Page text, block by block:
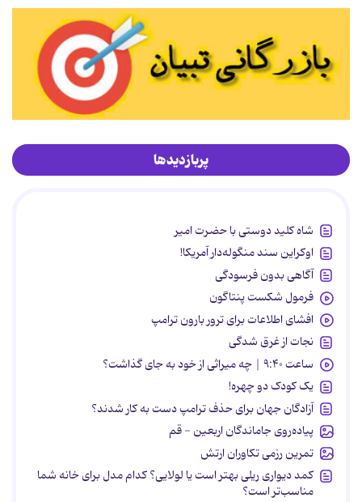
پربازدیدها
شاه کلید دوستی با حضرت امیر
اوکراین سند منگوله‌دار آمریکا!
آگاهی بدون فرسودگی
فرمول شکست پنتاگون
افشای اطلاعات برای ترور بارون ترامپ
نجات از غرق شدگی
ساعت ۹:۴۰ | چه میراثی از خود به جای گذاشت؟
یک کودک دو چهره!
آزادگان جهان برای حذف ترامپ دست به کار شدند؟
پیاده‌روی جاماندگان اربعین - قم
تمرین رزمی تکاوران ارتش
کمد دیواری ریلی بهتر است یا لولایی؟ کدام مدل برای خانه شما
مناسب‌تر است؟